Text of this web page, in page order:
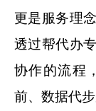
更是服务理
透过帮代办
协作的流程
前、数据代